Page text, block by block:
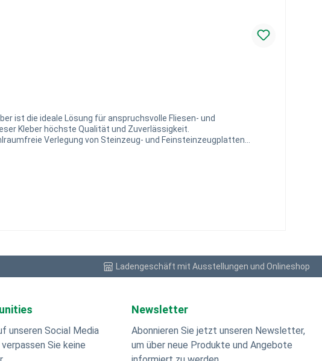
ist die ideale Lösung für anspruchsvolle Fliesen- und
Kleber höchste Qualität und Zuverlässigkeit.
Boden Perfekt für die Verlegung auf Heizestrichen Verlegung von
Ladengeschäft mit Ausstellungen und Onlineshop
unseren Social Media
Sie keine
Newsletter
Abonnieren Sie jetzt unseren Newsletter,
um über neue Produkte und Angebote